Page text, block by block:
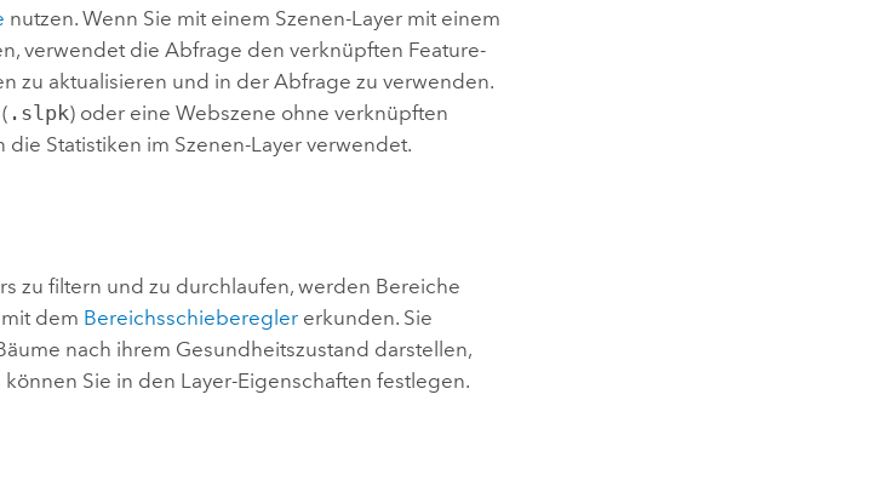
nutzen. Wenn Sie mit einem Szenen-Layer mit einem
verwendet die Abfrage den verknüpften Feature-
zu aktualisieren und in der Abfrage zu verwenden.
.slpk) oder eine Webszene ohne verknüpften
Statistiken im Szenen-Layer verwendet.
zu filtern und zu durchlaufen, werden Bereiche
dem Bereichsschieberegler erkunden. Sie
nach ihrem Gesundheitszustand darstellen,
können Sie in den Layer-Eigenschaften festlegen.